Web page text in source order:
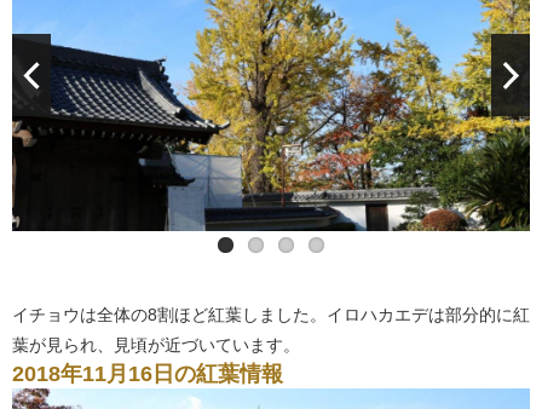
イチョウは全体の8割ほど紅葉しました。イロハカエデは部分的に紅
葉が見られ、見頃が近づいています。
2018年11月16日の紅葉情報